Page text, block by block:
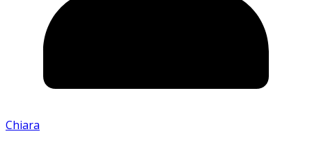
Chiara